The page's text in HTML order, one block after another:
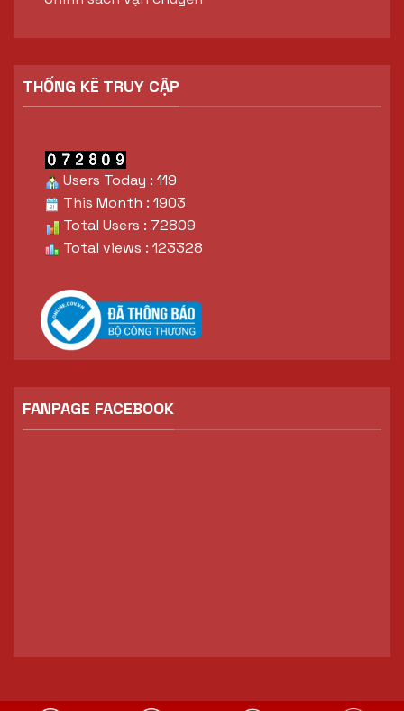
THỐNG KÊ TRUY CẬP
Users Today : 119
This Month : 1903
Total Users : 72809
Total views : 123328
FANPAGE FACEBOOK